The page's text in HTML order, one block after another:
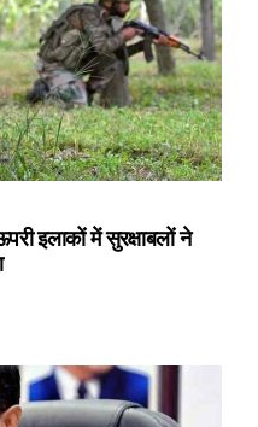
इलाकों में सुरक्षाबलों ने